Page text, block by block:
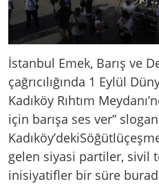
İstanbul Emek, Barış ve
çağrıcılığında 1 Eylül
Kadıköy Rıhtım
için barışa ses ver”
gelen siyasi partiler, sivil
inisiyatifler bir süre